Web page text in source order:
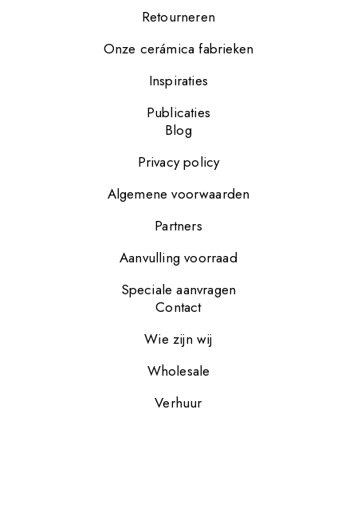
Retourneren
Onze cerámica fabrieken
Inspiraties
Publicaties
Blog
Privacy policy
Algemene voorwaarden
Partners
Aanvulling voorraad
Speciale aanvragen
Contact
Wie zijn wij
Wholesale
Verhuur